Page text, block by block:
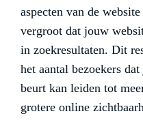
aspecten van de
vergroot dat jouw
in zoekresultaten. Dit
het aantal bezoekers
beurt kan leiden tot
grotere online